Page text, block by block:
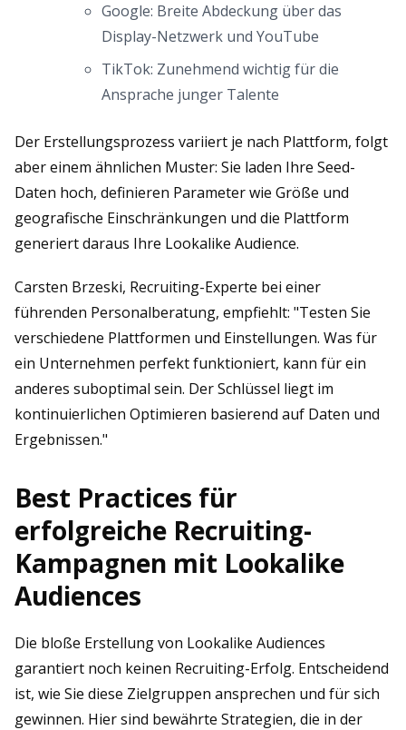
Google: Breite Abdeckung über das
Display-Netzwerk und YouTube
TikTok: Zunehmend wichtig für die
Ansprache junger Talente
Der Erstellungsprozess variiert je nach Plattform, folgt
aber einem ähnlichen Muster: Sie laden Ihre Seed-
Daten hoch, definieren Parameter wie Größe und
geografische Einschränkungen und die Plattform
generiert daraus Ihre Lookalike Audience.
Carsten Brzeski, Recruiting-Experte bei einer
führenden Personalberatung, empfiehlt: "Testen Sie
verschiedene Plattformen und Einstellungen. Was für
ein Unternehmen perfekt funktioniert, kann für ein
anderes suboptimal sein. Der Schlüssel liegt im
kontinuierlichen Optimieren basierend auf Daten und
Ergebnissen."
Best Practices für
erfolgreiche Recruiting-
Kampagnen mit Lookalike
Audiences
Die bloße Erstellung von Lookalike Audiences
garantiert noch keinen Recruiting-Erfolg. Entscheidend
ist, wie Sie diese Zielgruppen ansprechen und für sich
gewinnen. Hier sind bewährte Strategien, die in der